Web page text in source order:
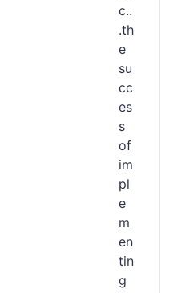
c..
.th
e
su
cc
es
s
of
im
pl
e
m
en
tin
g